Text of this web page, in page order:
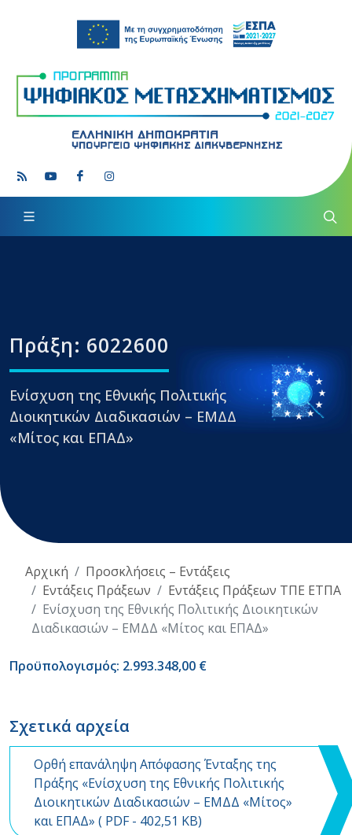
Πράξη: 6022600
Eνίσχυση της Εθνικής Πολιτικής
Διοικητικών Διαδικασιών – ΕΜΔΔ
«Μίτος και ΕΠΑΔ»
Αρχική
Προσκλήσεις – Εντάξεις
Εντάξεις Πράξεων
Εντάξεις Πράξεων ΤΠΕ ΕΤΠΑ
Eνίσχυση της Εθνικής Πολιτικής Διοικητικών
Διαδικασιών – ΕΜΔΔ «Μίτος και ΕΠΑΔ»
Προϋπολογισμός: 2.993.348,00 €
Σχετικά αρχεία
Ορθή επανάληψη Απόφασης Ένταξης της
Πράξης «Ενίσχυση της Εθνικής Πολιτικής
Διοικητικών Διαδικασιών – ΕΜΔΔ «Μίτος»
και ΕΠΑΔ» ( PDF- 402,51 KB)